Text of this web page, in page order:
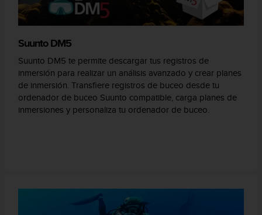
Suunto DM5
Suunto DM5 te permite descargar tus registros de
inmersión para realizar un análisis avanzado y crear planes
de inmersión. Transfiere registros de buceo desde tu
ordenador de buceo Suunto compatible, carga planes de
inmersiones y personaliza tu ordenador de buceo.